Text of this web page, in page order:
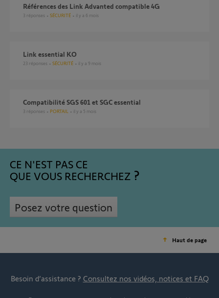
Références des Link Advanted compatible 4G
3 réponses SÉCURITÉ il y a 6 mois
Link essential KO
23 réponses SÉCURITÉ il y a 9 mois
compatibilité SGS 601 et SGC essential
3 réponses PORTAIL il y a 5 mois
CE N'EST PAS CE
QUE VOUS RECHERCHEZ
Posez votre question
Haut de page
Besoin d’assistance ? Consultez nos vidéos, notices et FAQ